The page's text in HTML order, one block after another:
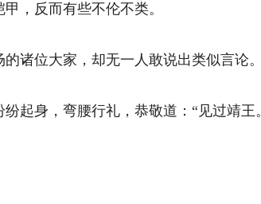
，反而有些不伦不类。
诸位大家，却无一人敢说出类似言论。
起身，弯腰行礼，恭敬道：“见过靖王